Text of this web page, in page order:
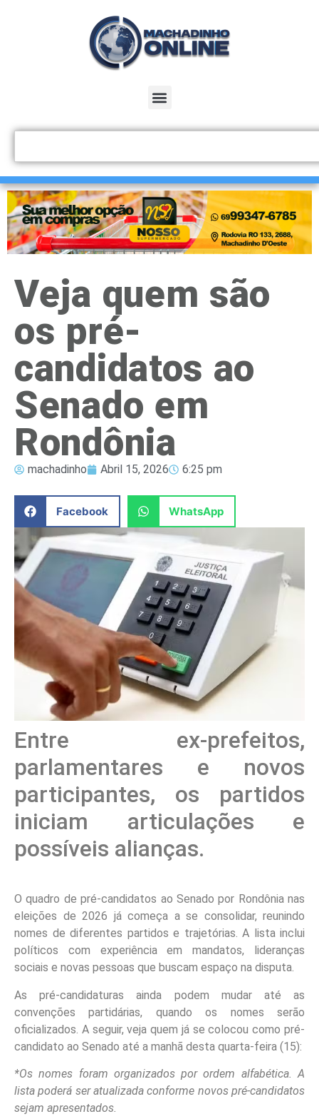
Veja quem são
os pré-
candidatos ao
Senado em
Rondônia
machadinho Abril 15, 2026 6:25 pm
Facebook WhatsApp
Entre ex-prefeitos,
parlamentares e novos
participantes, os partidos
iniciam articulações e
possíveis alianças.
O quadro de pré-candidatos ao Senado por Rondônia nas
eleições de 2026 já começa a se consolidar, reunindo
nomes de diferentes partidos e trajetórias. A lista inclui
políticos com experiência em mandatos, lideranças
sociais e novas pessoas que buscam espaço na disputa.
As pré-candidaturas ainda podem mudar até as
convenções partidárias, quando os nomes serão
oficializados. A seguir,veja quem já se colocou como pré-
candidato ao Senado até a manhã desta quarta-feira (15):
*Os nomes foram organizados por ordem alfabética. A
lista poderá ser atualizada conforme novos pré-candidatos
sejam apresentados.